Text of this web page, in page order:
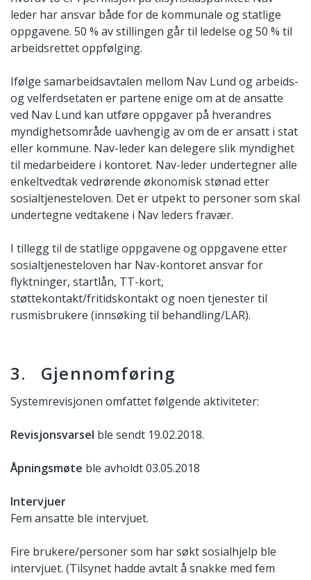
leder har ansvar både for de kommunale og statlige
oppgavene. 50 % av stillingen går til ledelse og 50 % til
arbeidsrettet oppfølging.
Ifølge samarbeidsavtalen mellom Nav Lund og arbeids-
og velferdsetaten er partene enige om at de ansatte
ved Nav Lund kan utføre oppgaver på hverandres
myndighetsområde uavhengig av om de er ansatt i stat
eller kommune. Nav-leder kan delegere slik myndighet
til medarbeidere i kontoret. Nav-leder undertegner alle
enkeltvedtak vedrørende økonomisk stønad etter
sosialtjenesteloven. Det er utpekt to personer som skal
undertegne vedtakene i Nav leders fravær.
I tillegg til de statlige oppgavene og oppgavene etter
sosialtjenesteloven har Nav-kontoret ansvar for
flyktninger, startlån, TT-kort,
støttekontakt/fritidskontakt og noen tjenester til
rusmisbrukere (innsøking til behandling/LAR).
3. Gjennomføring
Systemrevisjonen omfattet følgende aktiviteter:
Revisjonsvarsel ble sendt 19.02.2018.
Åpningsmøte ble avholdt 03.05.2018
Intervjuer
Fem ansatte ble intervjuet.
Fire brukere/personer som har søkt sosialhjelp ble
intervjuet. (Tilsynet hadde avtalt å snakke med fem